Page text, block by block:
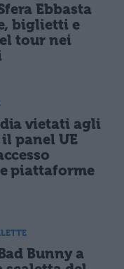
Ebbasta
biglietti e
tour nei
vietati agli
panel UE
piattaforme
Bunny a